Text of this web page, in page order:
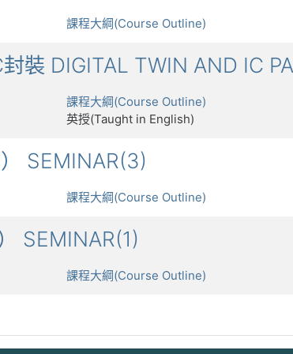
課程大綱(Course Outline)
裝 DIGITAL TWIN AND IC
課程大綱(Course Outline)
英授(Taught in English)
SEMINAR(3)
課程大綱(Course Outline)
SEMINAR(1)
課程大綱(Course Outline)